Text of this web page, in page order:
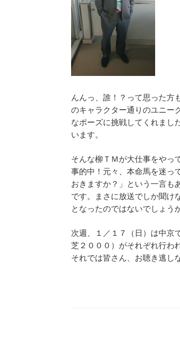
んんっ、誰！？って思った方
のキャラクター通りのユニー
なポーズに挑戦してくれまし
います。
そんな柳ＴＭが大仕事をやっ
事的中！元々、本命馬を迷っ
おきますか？」という一言も
です。まさに放送でしか聞け
となったのではないでしょう
次週、１／１７（日）は中京
芝２０００）がそれぞれ行わ
それでは皆さん、お聴き逃し